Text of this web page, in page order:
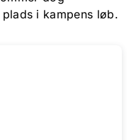
i kampens løb.